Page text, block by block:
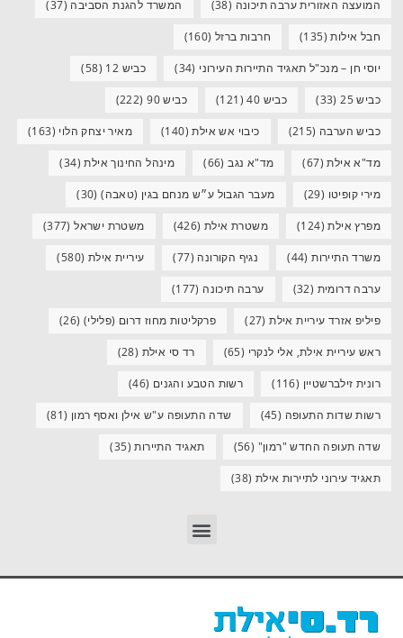
המועצה האזורית ערבה תיכונה (38) המשרד להגנת הסביבה (37)
חבל אילות(135) חרבות ברזל (160)
יוסי חן – מנכ"ל תאגיד התיירות העירוני (34) כביש 12 (58)
כביש 25 (33) כביש 40 (121) כביש 90 (222)
כביש הערבה (215) כיבוי אש אילת(140) מאיר יצחק הלוי (163)
מד"א אילת(67) מד"א נגב(66) מינהל החינוך אילת(34)
מירי קופיטו (29) מעבר הגבול ע״ש מנחם בגין (טאבה)(30)
מפרץ אילת(124) משטרת אילת (426) משטרת ישראל(377)
משרד התיירות(44) נגיף הקורונה (77) עיריית אילת (580)
ערבה דרומית (32) ערבה תיכונה (177)
פיליפ אזרד עיריית אילת(27) פרקליטות מחוז דרום (פלילי) (26)
ראש עיריית אילת, אלי לנקרי (65) רד סי אילת (28)
רונית זילברשטיין (116) רשות הטבע והגנים (46)
רשות שדות התעופה (45) שדה התעופה ע"ש אילן ואסף רמון (81)
שדה תעופה החדש "רמון" (56) תאגיד התיירות(35)
תאגיד עירוני לתיירות אילת (38)